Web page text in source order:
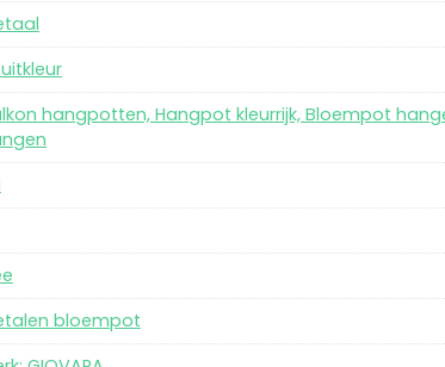
hangpotten, Hangpot kleurrijk, Bloempot
bloempot